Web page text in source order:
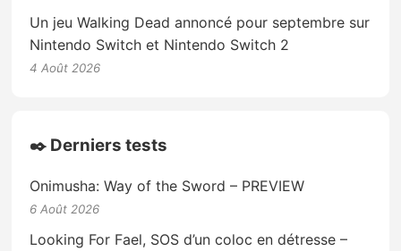
Un jeu Walking Dead annoncé pour septembre sur
Nintendo Switch et Nintendo Switch 2
4 Août 2026
✒️ Derniers tests
Onimusha: Way of the Sword – PREVIEW
6 Août 2026
Looking For Fael, SOS d’un coloc en détresse –